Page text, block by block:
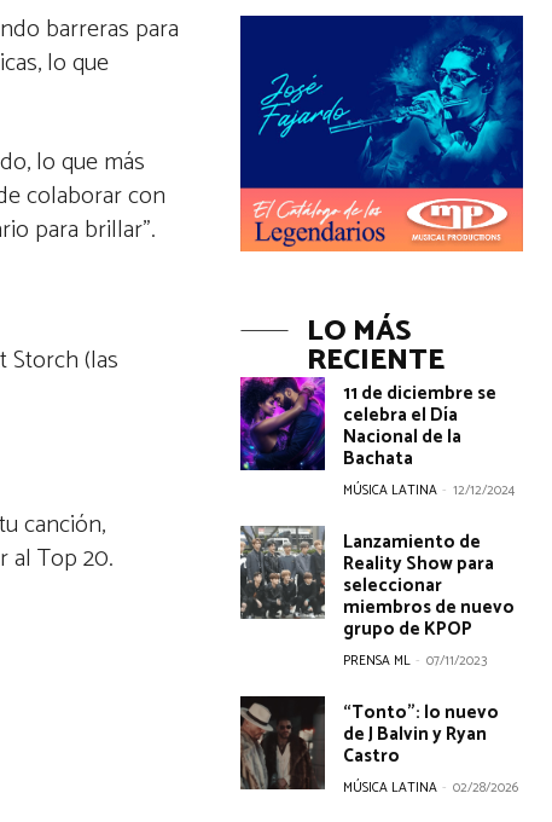
barreras para
lo que
lo que más
colaborar con
para brillar”.
Storch (las
canción,
al Top 20.
LO MÁS
RECIENTE
11 de diciembre se
celebra el Día
Nacional de la
Bachata
MÚSICA LATINA - 12/12/2024
Lanzamiento de
Reality Show para
seleccionar
miembros de nuevo
grupo de KPOP
PRENSA ML - 07/11/2023
“Tonto”: lo nuevo
de J Balvin y Ryan
Castro
MÚSICA LATINA - 02/28/2026